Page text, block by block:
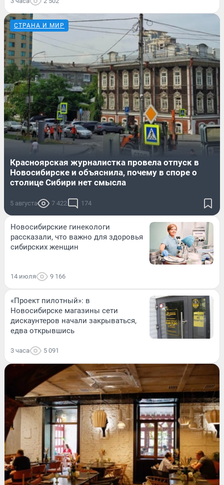
СТРАНА И МИР
Красноярская журналистка провела отпуск в
Новосибирске и объяснила, почему в споре о
столице Сибири нет смысла
5 августа 7 422 174
Новосибирские гинекологи
рассказали, что важно для здоровья
сибирских женщин
14 июля 9 166
«Проект пилотный»: в
Новосибирске магазины сети
дискаунтеров начали закрываться,
едва открывшись
3 часа 5 091